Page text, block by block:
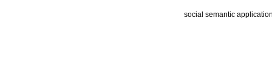
social semantic